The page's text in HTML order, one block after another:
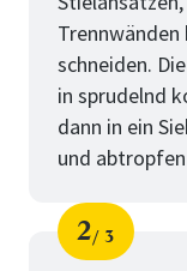
schneiden.
in sprudelnd
dann in ein
und
Schritt
2
von
3